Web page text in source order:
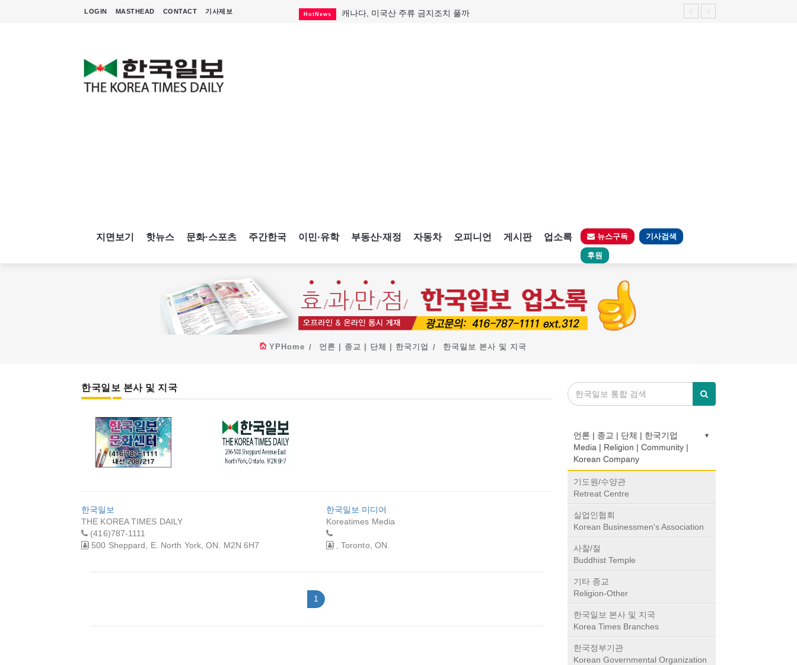
LOGIN MASTHEAD CONTACT 기사제보 HotNews 캐나다, 미국산 주류 금지조치 풀까
지면보기 핫뉴스 문화·스포츠 주간한국 이민·유학 부동산·재정 자동차 오피니언 게시판 업소록 뉴스구독 기사검색
후원
YPHome 언론 | 종교 | 단체 | 한국기업 한국일보 본사 및 지국
한국일보 본사 및 지국
한국일보
THE KOREA TIMES DAILY
(416)787-1111
500 Sheppard, E. North York, ON. M2N 6H7
한국일보 미디어
Koreatimes Media
, Toronto, ON.
1
언론 | 종교 | 단체 | 한국기업
Media | Religion | Community |
Korean Company
기도원/수양관
Retreat Centre
실업인협회
Korean Businessmen's Association
사찰/절
Buddhist Temple
기타 종교
Religion-Other
한국일보 본사 및 지국
Korea Times Branches
한국정부기관
Korean Governmental Organization